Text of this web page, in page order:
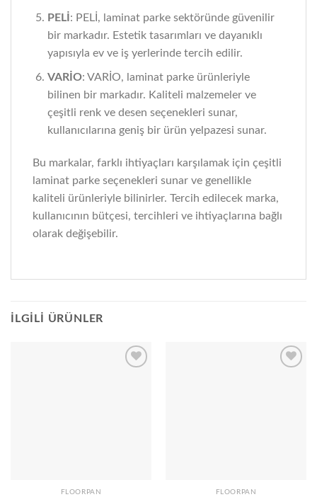
PELİ : PELİ, laminat parke sektöründe güvenilir
bir markadır. Estetik tasarımları ve dayanıklı
yapısıyla ev ve iş yerlerinde tercih edilir.
VARİO: VARİO, laminat parke ürünleriyle
bilinen bir markadır. Kaliteli malzemeler ve
çeşitli renk ve desen seçenekleri sunar,
kullanıcılarına geniş bir ürün yelpazesi sunar.
Bu markalar, farklı ihtiyaçları karşılamak için çeşitli
laminat parke seçenekleri sunar ve genellikle
kaliteli ürünleriyle bilinirler. Tercih edilecek marka,
kullanıcının bütçesi, tercihleri ve ihtiyaçlarına bağlı
olarak değişebilir.
İLGILI ÜRÜNLER
FLOORPAN FLOORPAN